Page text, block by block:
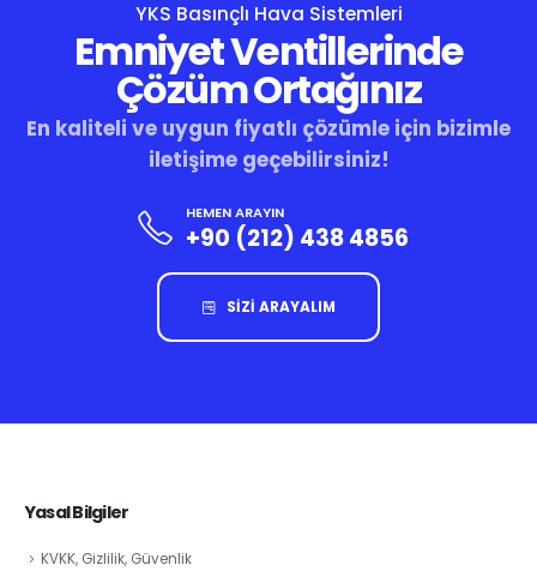
YKS Basınçlı Hava Sistemleri
Emniyet Ventillerinde
Çözüm Ortağınız
En kaliteli ve uygun fiyatlı çözümle için bizimle
iletişime geçebilirsiniz!
HEMEN ARAYIN
+90 (212) 438 4856
SİZİ ARAYALIM
Yasal Bilgiler
KVKK, Gizlilik, Güvenlik